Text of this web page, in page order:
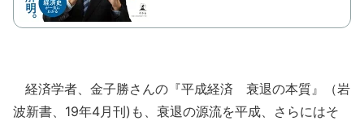
経済学者、金子勝さんの『平成経済 衰退の本質』（岩
波新書、19年4月刊)も、衰退の源流を平成、さらにはそ